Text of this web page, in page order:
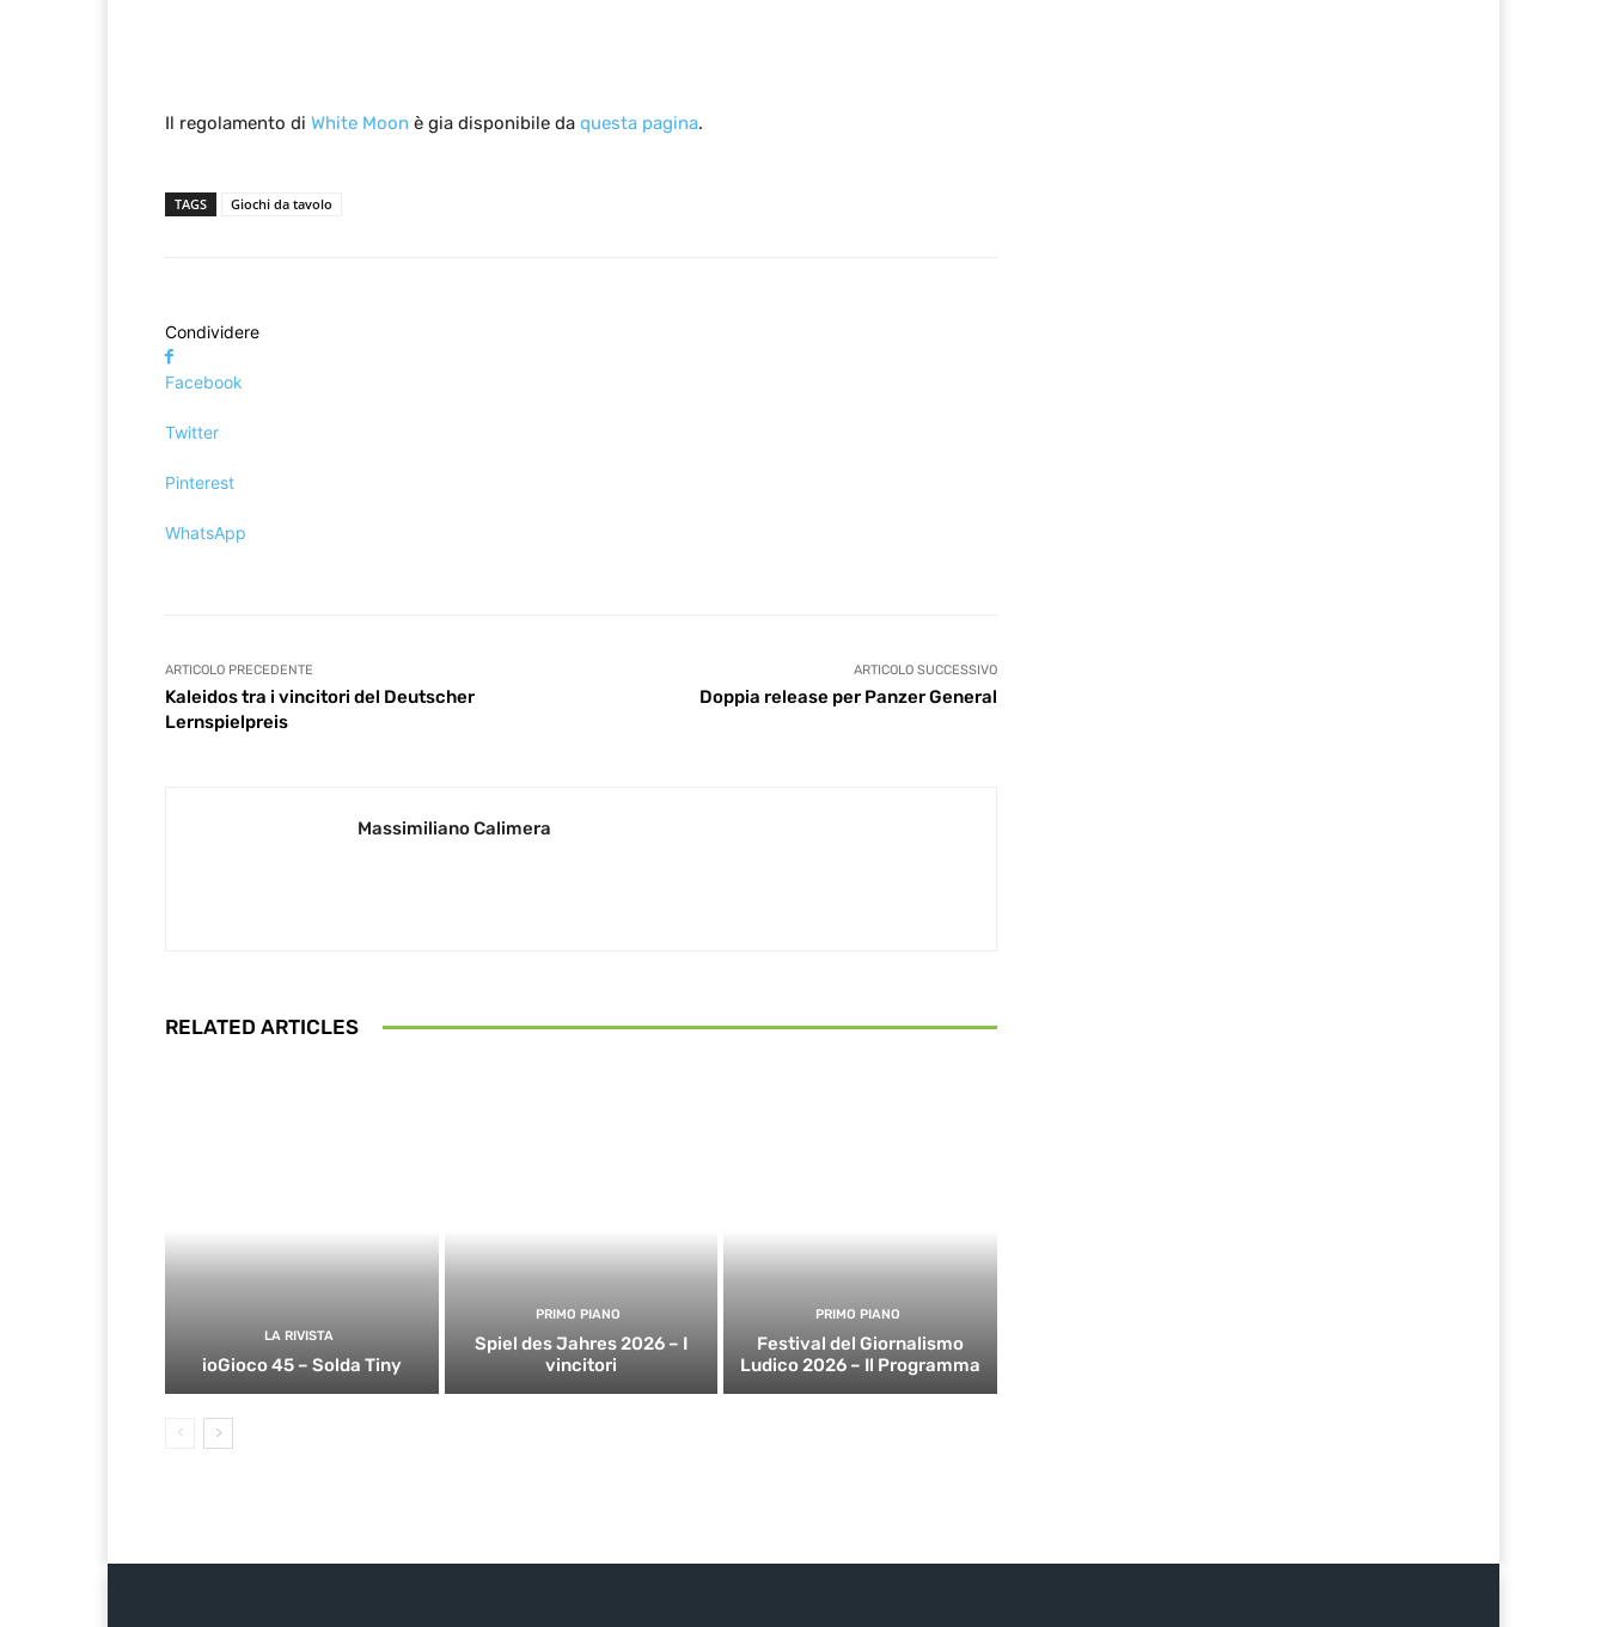
Il regolamento di White Moon è gia disponibile da questa pagina.
TAGS Giochi da tavolo
Condividere
Facebook
Twitter
Pinterest
WhatsApp
ARTICOLO PRECEDENTE
Kaleidos tra i vincitori del Deutscher
Lernspielpreis
ARTICOLO SUCCESSIVO
Doppia release per Panzer General
Massimiliano Calimera
RELATED ARTICLES
LA RIVISTA
ioGioco 45 – Solda Tiny
PRIMO PIANO
Spiel des Jahres 2026 – I
vincitori
PRIMO PIANO
Festival del Giornalismo
Ludico 2026 – Il Programma